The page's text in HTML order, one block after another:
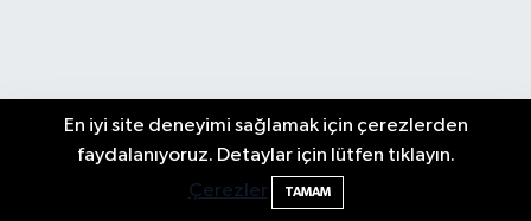
En iyi site deneyimi sağlamak için çerezlerden
faydalanıyoruz. Detaylar için lütfen tıklayın.
Çerezler
TAMAM
Bartın TSO'da Ortak Gündem: Ekonomi
ve Sektörel Sorunlar